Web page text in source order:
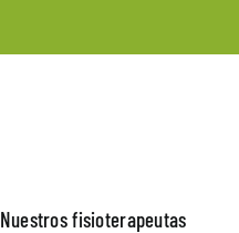
Nuestros fisioterapeutas